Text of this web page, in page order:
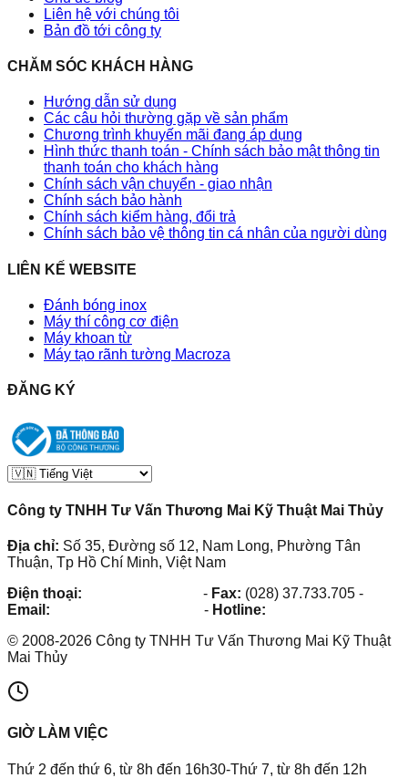
Liên hệ với chúng tôi
Bản đồ tới công ty
CHĂM SÓC KHÁCH HÀNG
Hướng dẫn sử dụng
Các câu hỏi thường gặp về sản phẩm
Chương trình khuyến mãi đang áp dụng
Hình thức thanh toán - Chính sách bảo mật thông tin
thanh toán cho khách hàng
Chính sách vận chuyển - giao nhận
Chính sách bảo hành
Chính sách kiểm hàng, đổi trả
Chính sách bảo vệ thông tin cá nhân của người dùng
LIÊN KẾ WEBSITE
Đánh bóng inox
Máy thí công cơ điện
Máy khoan từ
Máy tạo rãnh tường Macroza
ĐĂNG KÝ
Công ty TNHH Tư Vấn Thương Mai Kỹ Thuật Mai Thủy
Địa chỉ: Số 35, Đường số 12, Nam Long, Phường Tân
Thuận, Tp Hồ Chí Minh, Việt Nam
Điện thoại:
- Fax: (028) 37.733.705 -
Email:
- Hotline:
© 2008-2026 Công ty TNHH Tư Vấn Thương Mai Kỹ Thuật
Mai Thủy
GIỜ LÀM VIỆC
Thứ 2 đến thứ 6, từ 8h đến 16h30-Thứ 7, từ 8h đến 12h